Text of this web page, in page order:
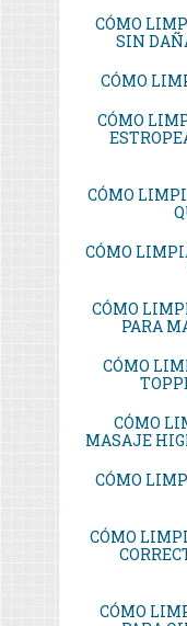
CÓMO
SIN
CÓMO
CÓMO
CÓMO
CÓMO
CÓMO
PARA
CÓMO
CÓMO
MASAJE
CÓMO
CÓMO
CÓMO